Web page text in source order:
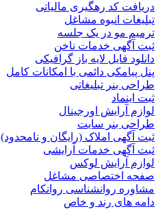
دریافت کد رهگیری مالیاتی
تبلیغات انبوه مشاغل
ترمیم مو در یک جلسه
ثبت آگهی خدمات ناخن
دانلود فایل لایه باز گرافیکی
پنل پیامکی دائمی با امکانات کامل
طراحی بنر تبلیغاتی
ثبت اینماد
لوازم آرایش اورجینال
طراحی بنر سایت
ثبت آگهی املاک (رایگان و نامحدود)
ثبت آگهی خدمات آرایشی
لوازم آرایش لوکس
صفحه اختصاصی مشاغل
مشاوره روانشناسی روانکام
دامه های رند و خاص